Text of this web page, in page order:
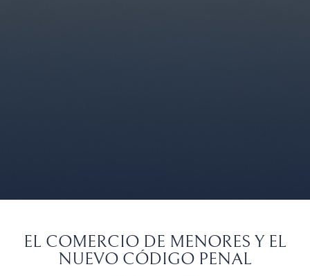
EL COMERCIO DE MENORES Y EL
NUEVO CÓDIGO PENAL